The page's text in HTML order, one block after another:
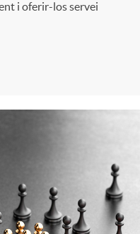
i oferir-los servei